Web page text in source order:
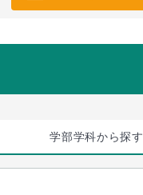
学部学科から探す